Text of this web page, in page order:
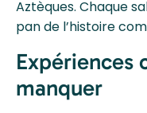
Aztèques. Chaque
pan de l’histoire
Expériences
manquer